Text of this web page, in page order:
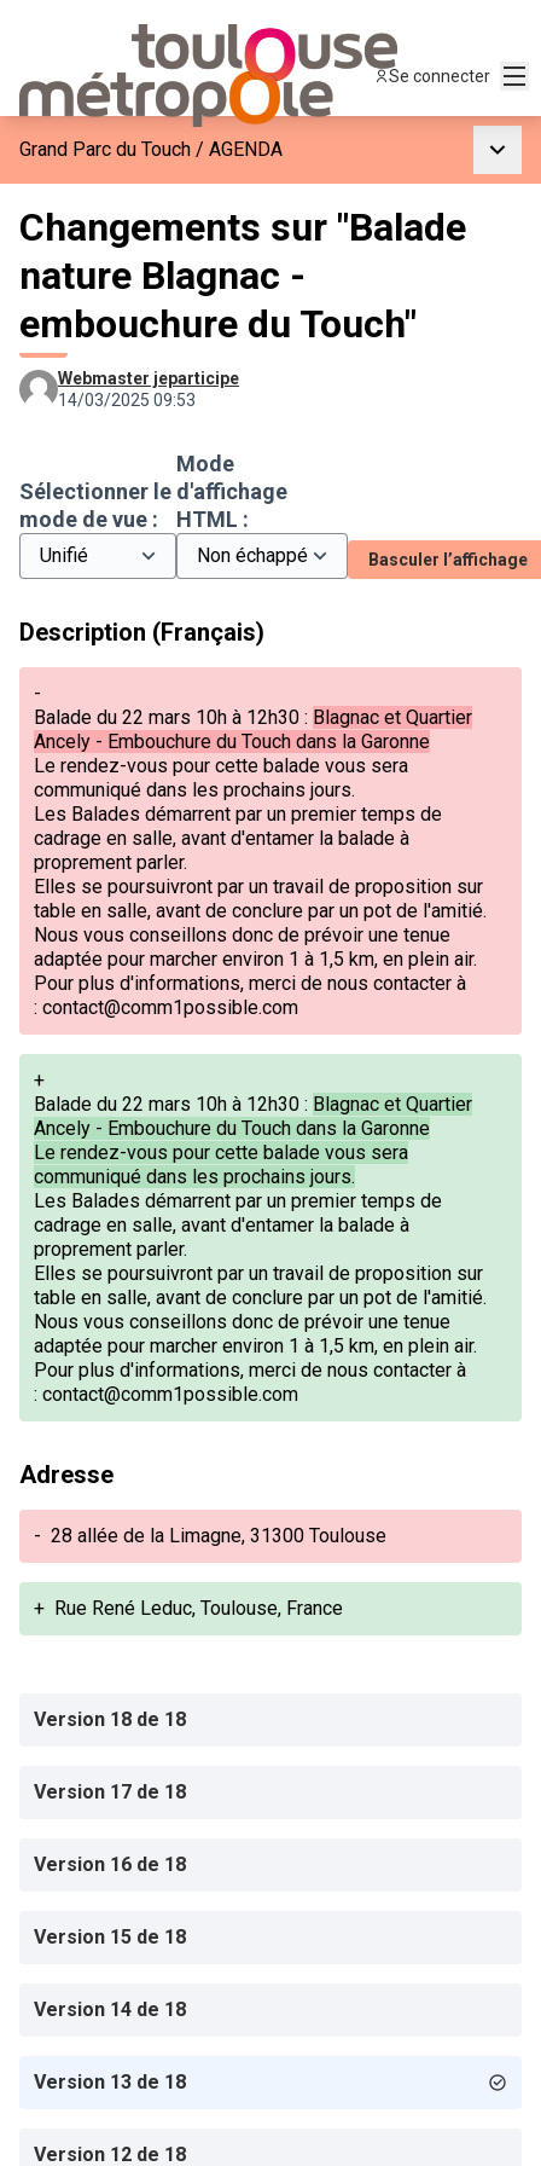
Se connecter
Grand Parc du Touch / AGENDA
Changements sur "Balade
nature Blagnac -
embouchure du Touch"
Webmaster jeparticipe
14/03/2025 09:53
Sélectionner le
mode de vue :
Mode
d'affichage
HTML :
Basculer l’affichage
Description (Français)
-
Balade du 22 mars 10h à 12h30 : Blagnac et Quartier
Ancely - Embouchure du Touch dans la Garonne
Le rendez-vous pour cette balade vous sera
communiqué dans les prochains jours.
Les Balades démarrent par un premier temps de
cadrage en salle, avant d'entamer la balade à
proprement parler.
Elles se poursuivront par un travail de proposition sur
table en salle, avant de conclure par un pot de l'amitié.
Nous vous conseillons donc de prévoir une tenue
adaptée pour marcher environ 1 à 1,5 km, en plein air.
Pour plus d'informations, merci de nous contacter à
: contact@comm1possible.com
+
Balade du 22 mars 10h à 12h30 : Blagnac et Quartier
Ancely - Embouchure du Touch dans la Garonne
Le rendez-vous pour cette balade vous sera
communiqué dans les prochains jours.
Les Balades démarrent par un premier temps de
cadrage en salle, avant d'entamer la balade à
proprement parler.
Elles se poursuivront par un travail de proposition sur
table en salle, avant de conclure par un pot de l'amitié.
Nous vous conseillons donc de prévoir une tenue
adaptée pour marcher environ 1 à 1,5 km, en plein air.
Pour plus d'informations, merci de nous contacter à
: contact@comm1possible.com
Adresse
- 28 allée de la Limagne, 31300 Toulouse
+ Rue René Leduc, Toulouse, France
Version 18 de 18
Version 17 de 18
Version 16 de 18
Version 15 de 18
Version 14 de 18
Version 13 de 18
Version 12 de 18